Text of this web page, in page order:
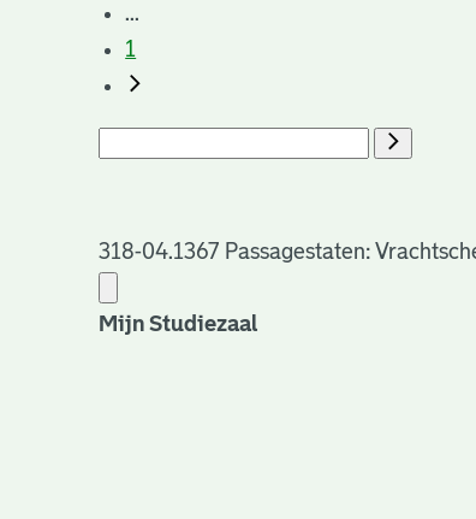
...
1
318-04.1367 Passagestaten:
Mijn Studiezaal